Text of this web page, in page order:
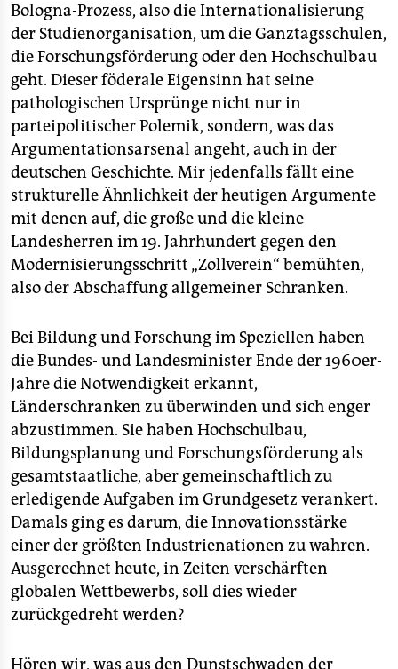
Bologna-Prozess, also die Internationalisierung
der Studienorganisation, um die Ganztagsschulen,
die Forschungsförderung oder den Hochschulbau
geht. Dieser föderale Eigensinn hat seine
pathologischen Ursprünge nicht nur in
parteipolitischer Polemik, sondern, was das
Argumentationsarsenal angeht, auch in der
deutschen Geschichte. Mir jedenfalls fällt eine
strukturelle Ähnlichkeit der heutigen Argumente
mit denen auf, die große und die kleine
Landesherren im 19. Jahrhundert gegen den
Modernisierungsschritt „Zollverein“ bemühten,
also der Abschaffung allgemeiner Schranken.
Bei Bildung und Forschung im Speziellen haben
die Bundes- und Landesminister Ende der 1960er-
Jahre die Notwendigkeit erkannt,
Länderschranken zu überwinden und sich enger
abzustimmen. Sie haben Hochschulbau,
Bildungsplanung und Forschungsförderung als
gesamtstaatliche, aber gemeinschaftlich zu
erledigende Aufgaben im Grundgesetz verankert.
Damals ging es darum, die Innovationsstärke
einer der größten Industrienationen zu wahren.
Ausgerechnet heute, in Zeiten verschärften
globalen Wettbewerbs, soll dies wieder
zurückgedreht werden?
Hören wir, was aus den Dunstschwaden der